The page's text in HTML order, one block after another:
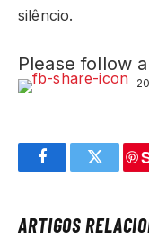
silêncio.
Please follow
20
FacebookTwitter
ARTIGOS